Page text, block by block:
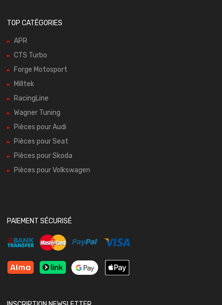
TOP CATÉGORIES
APR
CTS Turbo
Forge Motosport
Milltek
RacingLine
Wagner Tuning
Pièces pour Audi
Pièces pour Seat
Pièces pour Skoda
Pièces pour Volkswagen
PAIEMENT SÉCURISÉ